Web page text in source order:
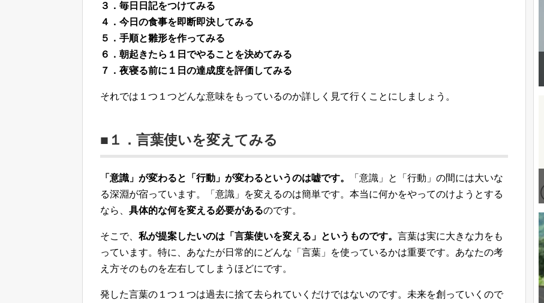
３．毎日日記をつけてみる
４．今日の食事を即断即決してみる
５．手順と雛形を作ってみる
６．朝起きたら１日でやることを決めてみる
７．夜寝る前に１日の達成度を評価してみる
それでは１つ１つどんな意味をもっているのか詳しく見て行くことにしましょう。
■１．言葉使いを変えてみる
「意識」が変わると「行動」が変わるというのは嘘です。
「意識」と「行動」の間には大いな
る深淵が宿っています。「意識」を変えるのは簡単です。本当に何かをやってのけようとする
なら、 具体的な何を変える必要があるのです。
そこで、 私が提案したいのは「言葉使いを変える」というものです。 言葉は実に大きな力をも
っています。特に、あなたが日常的にどんな「言葉」を使っているかは重要です。あなたの考
え方そのものを左右してしまうほどにです。
発した言葉の１つ１つは過去に捨て去られていくだけではないのです。未来を創っていくので